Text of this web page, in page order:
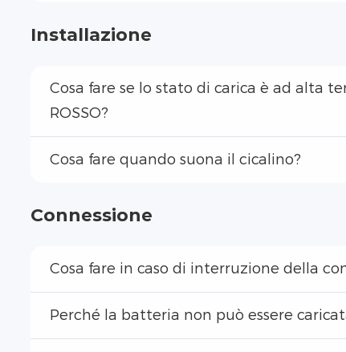
Installazione
Cosa fare se lo stato di carica è ad alta
ROSSO?
Cosa fare quando suona il cicalino?
Connessione
Cosa fare in caso di interruzione della
Perché la batteria non può essere